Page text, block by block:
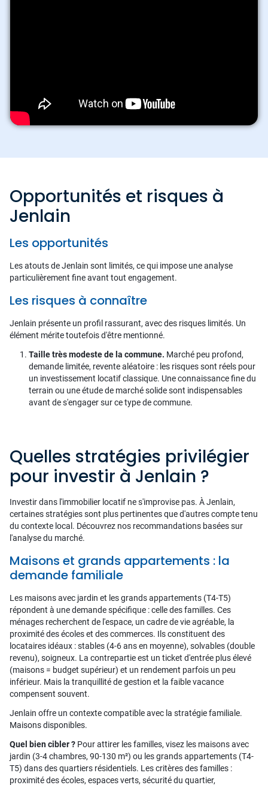
Opportunités et risques à
Jenlain
Les opportunités
Les atouts de Jenlain sont limités, ce qui impose une analyse
particulièrement fine avant tout engagement.
Les risques à connaître
Jenlain présente un profil rassurant, avec des risques limités. Un
élément mérite toutefois d'être mentionné.
Taille très modeste de la commune. Marché peu profond,
demande limitée, revente aléatoire : les risques sont réels pour
un investissement locatif classique. Une connaissance fine du
terrain ou une étude de marché solide sont indispensables
avant de s'engager sur ce type de commune.
Quelles stratégies privilégier
pour investir à Jenlain ?
Investir dans l'immobilier locatif ne s'improvise pas. À Jenlain,
certaines stratégies sont plus pertinentes que d'autres compte tenu
du contexte local. Découvrez nos recommandations basées sur
l'analyse du marché.
Maisons et grands appartements : la
demande familiale
Les maisons avec jardin et les grands appartements (T4-T5)
répondent à une demande spécifique : celle des familles. Ces
ménages recherchent de l'espace, un cadre de vie agréable, la
proximité des écoles et des commerces. Ils constituent des
locataires idéaux : stables (4-6 ans en moyenne), solvables (double
revenu), soigneux. La contrepartie est un ticket d'entrée plus élevé
(maisons = budget supérieur) et un rendement parfois un peu
inférieur. Mais la tranquillité de gestion et la faible vacance
compensent souvent.
Jenlain offre un contexte compatible avec la stratégie familiale.
Maisons disponibles.
Quel bien cibler ? Pour attirer les familles, visez les maisons avec
jardin (3-4 chambres, 90-130 m²) ou les grands appartements (T4-
T5) dans des quartiers résidentiels. Les critères des familles :
proximité des écoles, espaces verts, sécurité du quartier,